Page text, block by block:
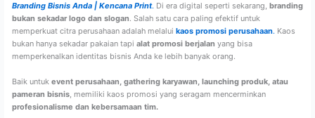
Branding Bisnis Anda | Kencana Print. Di era digital seperti sekarang, branding
bukan sekadar logo dan slogan. Salah satu cara paling efektif untuk
memperkuat citra perusahaan adalah melalui kaos promosi perusahaan.Kaos
bukan hanya sekadar pakaian tapi alat promosi berjalan yang bisa
memperkenalkan identitas bisnis Anda ke lebih banyak orang.
Baik untuk event perusahaan, gathering karyawan, launching produk, atau
pameran bisnis, memiliki kaos promosi yang seragam mencerminkan
profesionalisme dan kebersamaan tim.